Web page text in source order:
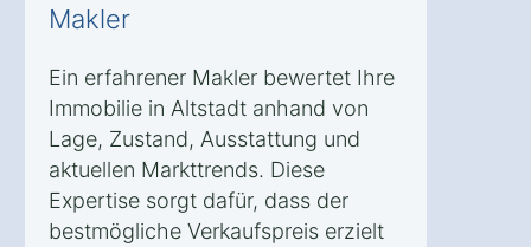
Makler
Ein erfahrener Makler bewertet Ihre
Immobilie in Altstadt anhand von
Lage, Zustand, Ausstattung und
aktuellen Markttrends. Diese
Expertise sorgt dafür, dass der
bestmögliche Verkaufspreis erzielt